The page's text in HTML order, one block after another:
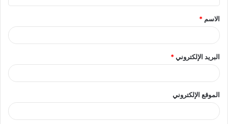
ق
*
الاسم *
البريد الإلكتروني*
الموقع الإلكتروني